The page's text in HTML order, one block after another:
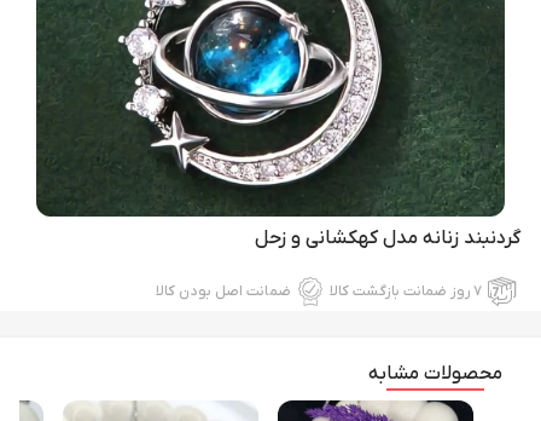
گردنبند زنانه مدل کهکشانی و زحل
۷ روز ضمانت بازگشت کالا ضمانت اصل بودن کالا
محصولات مشابه